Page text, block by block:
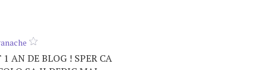
AN DE BLOG ! SPER CA